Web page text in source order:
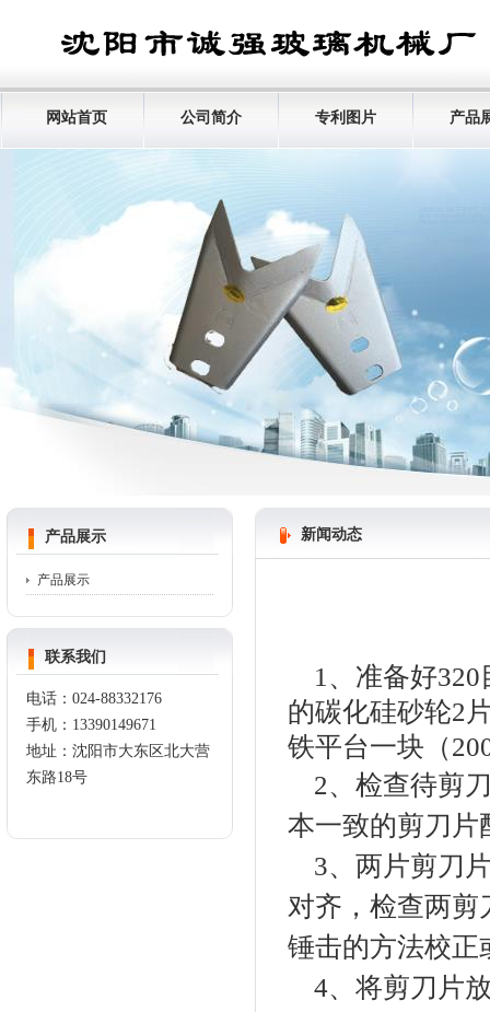
网站首页 公司简介 专利图片 产品
产品展示
产品展示
联系我们
电话： 024-88332176
手机： 13390149671
地址：沈阳市大东区北大营
东路18号
新闻动态
1、准备好320
的碳化硅砂轮2
铁平台一块（
2、检查待剪
本一致的剪刀片
3、两片剪刀
对齐，检查两剪
锤击的方法校正
4、将剪刀片